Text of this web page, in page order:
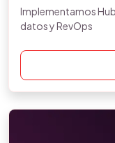
Implementamos
datos y RevOps